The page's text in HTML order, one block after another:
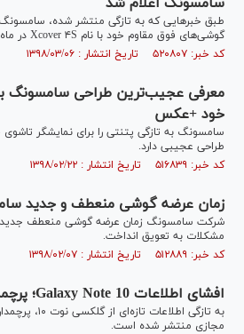
طبق خبر‌هایی که به تازگی منتشر شده، سامسونگ
گوشی‌های فوق مقاوم خود با نام Xcover ۴S در ماه ژوئن رونمایی می‌کند.
کد خبر: ۵۲۰۸۰۷ تاریخ انتشار : ۱۳۹۸/۰۳/۰۶
معرفی عجیب‌ترین طراحی سامسونگ
خود +عکس
سامسونگ به تازگی پتنتی را برای نمایشگر
طراحی عجیبی دارد.
کد خبر: ۵۱۶۸۳۹ تاریخ انتشار : ۱۳۹۸/۰۲/۲۲
زمان عرضه گوشی منعطف و جدید
شرکت سامسونگ زمان عرضه گوشی منعطف جدید
مشکلات به تعویق انداخت.
کد خبر: ۵۱۲۸۸۹ تاریخ انتشار : ۱۳۹۸/۰۲/۰۷
افشای اطلاعات Galaxy Note 10؛ پرچمدار بعدی سامسونگ
به تازگی
مجازی منتشر شده است.